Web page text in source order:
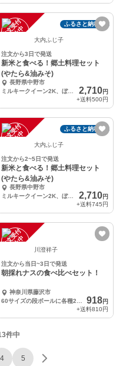
注
文
受
付
停
止
中
ふるさと納税可
大内ふじ子
注文から3日で発送
新米と食べる！郷土料理セット
(やたら&油みそ)
長野県中野市
ミルキークイーン2K、ぼたんこしょう5個、丸なす3個、大根の味噌漬け200g
2,710円
+送料500円
注
文
受
付
停
止
中
ふるさと納税可
大内ふじ子
注文から2~5日で発送
新米と食べる！郷土料理セット
(やたら&油みそ)
長野県中野市
ミルキークイーン2K、ぼたんこしょう5個、丸なす3個、大根の味噌漬け100g
2,710円
+送料745円
注
文
受
付
停
止
中 川澄祥子
注文から当日~3日で発送
朝採れナスの食べ比べセット！
神奈川県藤沢市
918円
+送料810円
件中
4 5